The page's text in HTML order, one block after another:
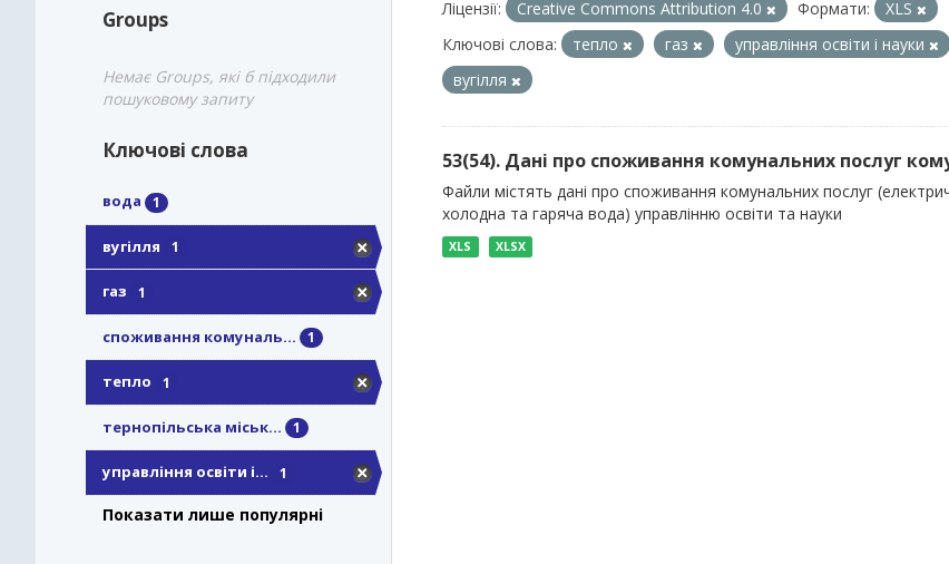
Groups
Немає Groups, які б підходили
пошуковому запиту
Ключові слова
вода 1
вугілля 1
газ 1
споживання комуналь... 1
тепло 1
тернопільська міськ... 1
управління освіти і... 1
Показати лише популярні
Ліцензії: Creative Commons Attribution 4.0 Формати:
XLS
Ключові слова:
тепло газ
управління освіти і науки
вугілля
53(54). Дані про споживання комунальних послуг
Файли містять дані про споживання комунальних послуг
холодна та гаряча вода) управлінню освіти та науки
XLS XLSX